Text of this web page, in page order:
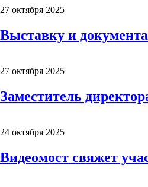
27 октября 2025
Выставку и
27 октября 2025
Заместитель
24 октября 2025
Видеомост свяжет